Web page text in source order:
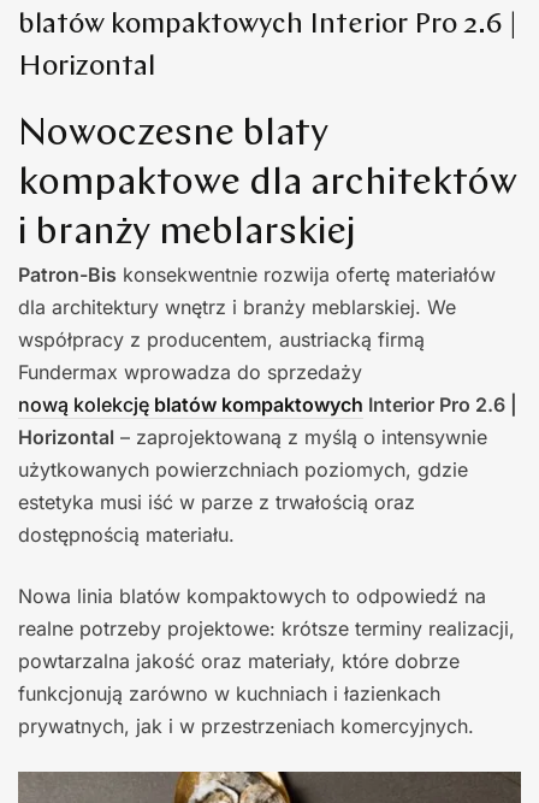
blatów kompaktowych Interior Pro 2.6 |
Horizontal
Nowoczesne blaty
kompaktowe dla architektów
i branży meblarskiej
Patron-Bis konsekwentnie rozwija ofertę materiałów
dla architektury wnętrz i branży meblarskiej. We
współpracy z producentem, austriacką firmą
Fundermax wprowadza do sprzedaży
nową kolekcję blatów kompaktowych Interior Pro 2.6 |
Horizontal – zaprojektowaną z myślą o intensywnie
użytkowanych powierzchniach poziomych, gdzie
estetyka musi iść w parze z trwałością oraz
dostępnością materiału.
Nowa linia blatów kompaktowych to odpowiedź na
realne potrzeby projektowe: krótsze terminy realizacji,
powtarzalna jakość oraz materiały, które dobrze
funkcjonują zarówno w kuchniach i łazienkach
prywatnych, jak i w przestrzeniach komercyjnych.